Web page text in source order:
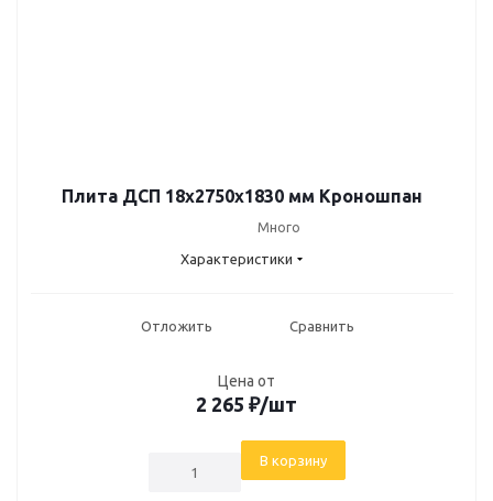
Плита ДСП 18х2750х1830 мм Кроношпан
Много
Характеристики
Отложить Сравнить
Цена от
2 265 ₽/шт
В корзину